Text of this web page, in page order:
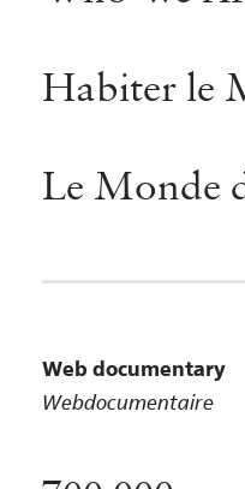
Habiter le
Le Monde
Web documentary
Webdocumentaire